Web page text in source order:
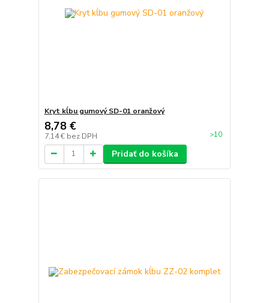
Kryt kĺbu gumový SD-01 oranžový
8,78 €
7,14 € bez DPH >10
Pridať do košíka